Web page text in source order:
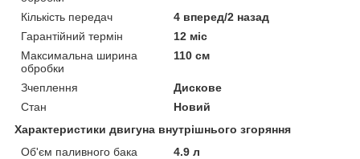
Кількість передач
4 вперед/2 назад
Гарантійний термін
12 міс
Максимальна ширина
обробки
110 см
Зчеплення
Дискове
Стан
Новий
Характеристики двигуна внутрішнього згоряння
Об'єм паливного бака
4.9 л